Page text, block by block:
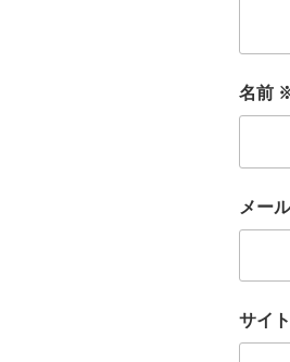
名前
メー
サイト